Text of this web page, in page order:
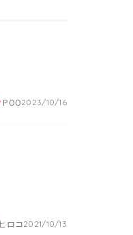
POO2023/10/16
ヒロコ2021/10/13